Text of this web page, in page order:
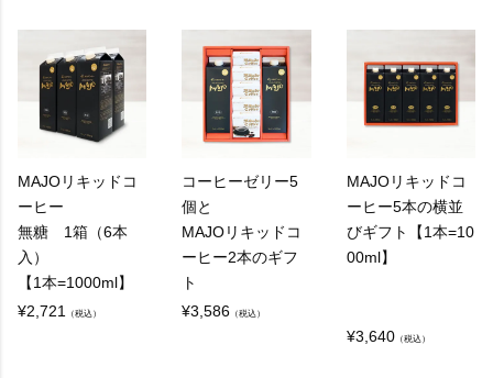
MAJOリキッドコ
ーヒー
無糖 1箱（6本
入）
【1本=1000ml】
¥2,721 （税込）
コーヒーゼリー5
個と
MAJOリキッドコ
ーヒー2本のギフ
ト
¥3,586 （税込）
MAJOリキッドコ
ーヒー5本の横並
びギフト【1本=10
00ml】
¥3,640（税込）